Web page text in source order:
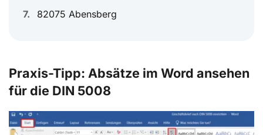
82075 Abensberg
Praxis-Tipp: Absätze im Word ansehen
für die DIN 5008